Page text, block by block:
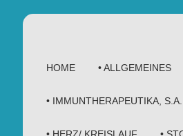
HOME • ALLGEMEINES
• IMMUNTHERAPEUTIKA,